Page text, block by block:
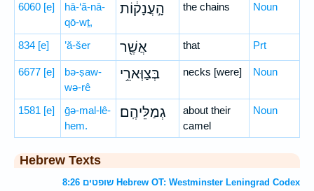
6060 [e]
hā-‘ă-nā-
qō-wṯ,
הָ֣עֲנָק֔וֹת the chains Noun
834 [e] ’ă-šer אֲשֶׁ֖ר that Prt
6677 [e]
bə-ṣaw-
wə-rê
בְּצַוְּארֵ֥י necks [were] Noun
1581 [e]
ḡə-mal-lê-
hem.
גְמַלֵּיהֶֽם׃
about their
camel
Noun
Hebrew Texts
שופטים 8:26 Hebrew OT: Westminster Leningrad Codex